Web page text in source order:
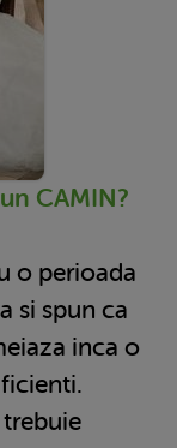
CAMIN?
o perioada
si spun ca
inca o